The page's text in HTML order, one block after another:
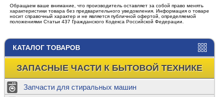
КАТАЛОГ ТОВАРОВ
ЗАПАСНЫЕ ЧАСТИ К БЫТОВОЙ ТЕХНИКЕ
Запчасти для стиральных машин
Обращаем ваше внимание, что производитель оставляет за собой право менять
характеристики товара без предварительного уведомления. Информация о товаре
носит справочный характер и не является публичной офертой, определяемой
положениями Статьи 437 Гражданского Кодекса Российской Федерации.